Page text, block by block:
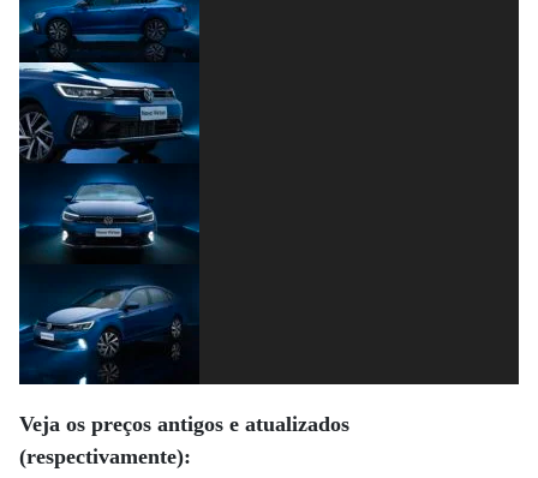
Veja os preços antigos e atualizados
(respectivamente):